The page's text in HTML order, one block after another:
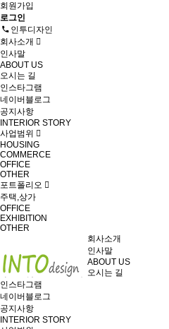
회원가입
로그인
인투디자인
회사소개
인사말
ABOUT US
오시는 길
인스타그램
네이버블로그
공지사항
INTERIOR STORY
사업범위
HOUSING
COMMERCE
OFFICE
OTHER
포트폴리오
주택,상가
OFFICE
EXHIBITION
OTHER
회사소개
인사말
ABOUT US
오시는 길
인스타그램
네이버블로그
공지사항
INTERIOR STORY